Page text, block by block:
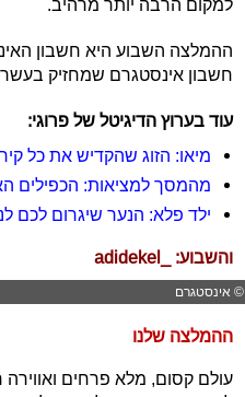
למקום הרבה יותר מרהיב.
חשבון אינסטגרם שמחזיק
עוד בערוץ הדיגיטל של פרוגי:
מיאו: הזוג שהקדיש את כל
מהמסך למציאות: הכפילים
ילד פלא: הנער שיגרום לכם
והשבוע:
© אינסטגרם
ההמלצה שלנו
עולם קסום, מלא פרחים